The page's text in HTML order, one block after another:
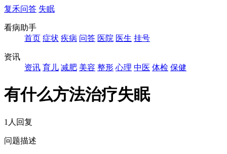
复禾问答 失眠
看病助手
首页 症状 疾病 问答 医院 医生 挂号
资讯
资讯 育儿 减肥 美容 整形 心理 中医 体检 保健
有什么方法治疗失眠
1人回复
问题描述